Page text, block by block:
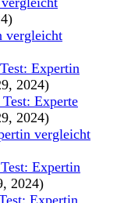
vergleicht
Expertin
2024)
Experte
2024)
vergleicht
Expertin
2024)
Expertin